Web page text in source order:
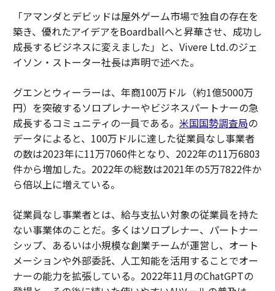
「アマンダとデビッドは屋外ゲーム市場で独自の存在を
築き、優れたアイデアをBoardballへと昇華させ、成功し
成長するビジネスに変えました」と、Vivere Ltd.のジェ
イソン・ストーター社長は声明で述べた。
グエンとウィーラーは、年商100万ドル（約1億5000万
円）を突破するソロプレナーやビジネスパートナーの急
成長するコミュニティの一員である。 米国国勢調査局の
データによると、100万ドルに達した従業員なし事業者
の数は2023年に11万7060件となり、2022年の11万6803
件から増加した。2022年の総数は2021年の5万7822件か
ら倍以上に増えている。
従業員なし事業者とは、給与支払い対象の従業員を持た
ない事業体のことだ。多くはソロプレナー、パートナー
シップ、あるいは小規模な創業チームが運営し、オート
メーションや外部委託、人工知能を活用することでオー
ナーの能力を拡張している。2022年11月のChatGPTの